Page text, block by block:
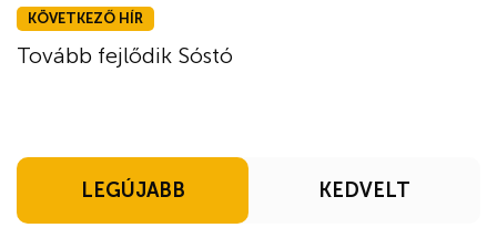
KÖVETKEZŐ HÍR
Tovább fejlődik Sóstó
LEGÚJABB KEDVELT